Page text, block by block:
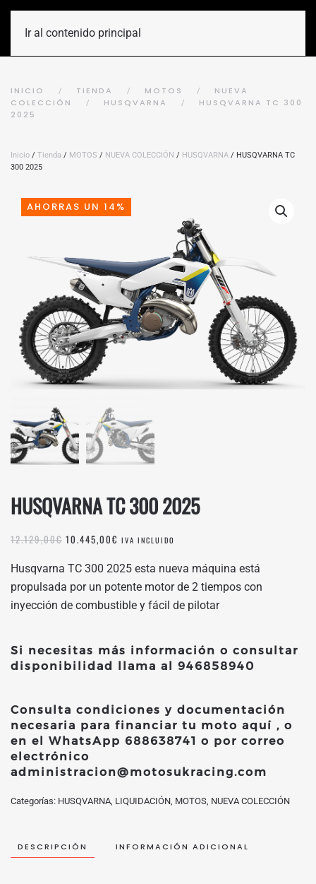
Ir al contenido principal
INICIO TIENDA MOTOS
NUEVA
COLECCIÓN
HUSQVARNA
HUSQVARNA TC 300
2025
Inicio / Tienda / MOTOS / NUEVA COLECCIÓN / HUSQVARNA / HUSQVARNA TC
300 2025
AHORRAS UN 14%
HUSQVARNA TC 300 2025
12.129,00€ EL
ORIGINAL
ERA:
12.129,00€.
10.445,00€ EL
ACTUAL
ES:
10.445,00€.
IVA INCLUIDO
Husqvarna TC 300 2025 esta nueva máquina está
propulsada por un potente motor de 2 tiempos con
inyección de combustible y fácil de pilotar
Si necesitas más información o consultar
disponibilidad llama al 946858940
Consulta condiciones y documentación
necesaria para financiar tu moto aquí , o
en el WhatsApp 688638741 o por correo
electrónico
administracion@motosukracing.com
Categorías: HUSQVARNA, LIQUIDACIÓN, MOTOS, NUEVA COLECCIÓN
DESCRIPCIÓN INFORMACIÓN ADICIONAL